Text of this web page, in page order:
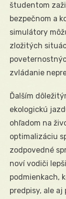
študentom
bezpečnom a
simulátory
zložitých
zvládanie
Ďalším
ekologickú
ohľadom na
optimalizáciu
zodpovedné
noví vodiči
podmienkach,
predpisy, ale